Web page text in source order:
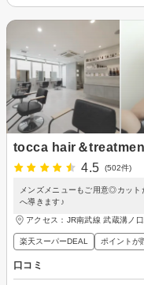
tocca hair＆
4.5
(502件)
メンズメニューもご用意◎カッ
へ導きます♪
アクセス：JR南武線 武蔵溝ノ
楽天スーパーDEAL ポイントが
口コミ